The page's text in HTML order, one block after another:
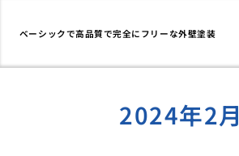
ベーシックで高品質で完全にフリーな外壁塗装
2024年2月